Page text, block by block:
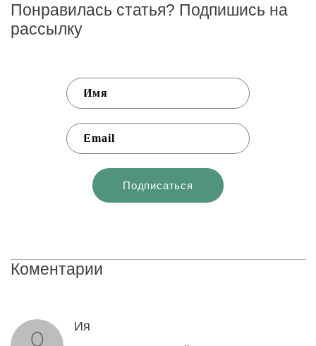
Понравилась статья? Подпишись на
рассылку
Коментарии
Ия